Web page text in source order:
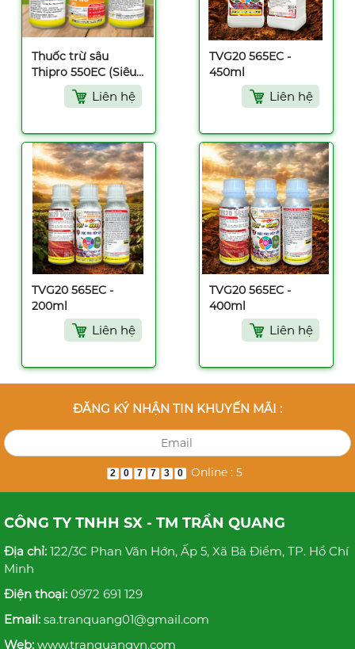
Thuốc trừ sâu
Thipro 550EC (Siêu
diệt chích hút) -
Liên hệ
TVG20 565EC -
450ml
Liên hệ
TVG20 565EC -
200ml
Liên hệ
TVG20 565EC -
400ml
Liên hệ
ĐĂNG KÝ NHẬN TIN KHUYẾN MÃI :
2 0 7 7 3 0 Online : 5
CÔNG TY TNHH SX - TM TRẦN QUANG
Địa chỉ: 122/3C Phan Văn Hớn, Ấp 5, Xã Bà Điểm, TP. Hồ Chí
Minh
Điện thoại: 0972 691 129
Email: sa.tranquang01@gmail.com
Web: www.tranquangvn.com